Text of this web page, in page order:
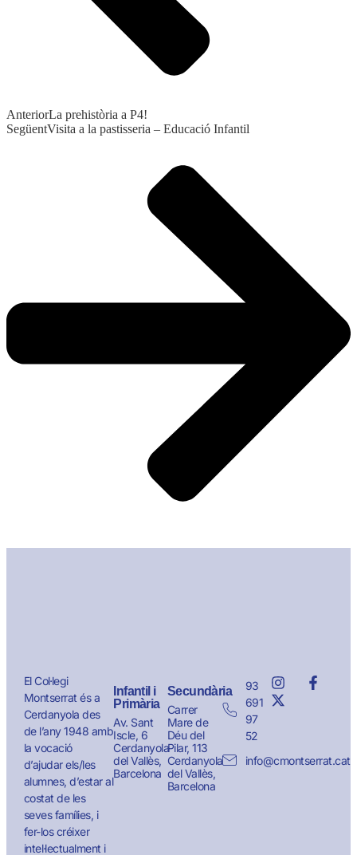
AnteriorLa prehistòria a P4!
SegüentVisita a la pastisseria – Educació Infantil
El Col·legi
Montserrat és a
Cerdanyola des
de l’any 1948 amb
la vocació
d’ajudar els/les
alumnes, d’estar al
costat de les
seves famílies, i
fer-los créixer
intel·lectualment i
Infantil i
Primària
Av. Sant
Iscle, 6
Cerdanyola
del Vallès,
Barcelona
Secundària
Carrer
Mare de
Déu del
Pilar, 113
Cerdanyola
del Vallès,
Barcelona
93
691
97
52
info@cmontserrat.cat